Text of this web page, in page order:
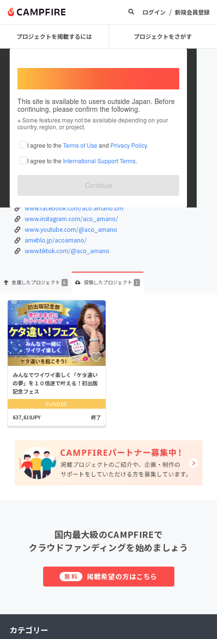
ログイン / 新規会員登録
プロジェクトを掲載するには プロジェクトをさがす
This site is available to users outside Japan. Before
continuing, please confirm the following.
※ Some features may not be available depending on your
country, region, or project.
I agree to the Terms of Use and Privacy Policy.
I agree to the International Support Terms.
Continue
Aco Amano
これまでに6回支援して1件のプロジェクトを投稿しています
在住国：日本 現在地：東京都
出身国：日本 出身地：未設定
ケタ違いの夢を叶える専門家。
www.facebook.com/aco.amano.bm
www.instagram.com/aco_amano/
www.youtube.com/@aco_amano
ameblo.jp/acoamano/
www.tiktok.com/@aco_amano
支援したプロジェクト 6 投稿したプロジェクト 1
みんなでワイワイ楽しく「ケタ違い
の夢」を１０倍速で叶える！初出版
記念フェス
FUNDED
637,610JPY 終了
国内最大級のCAMPFIREで
クラウドファンディングを始めましょう
無料 掲載希望の方はこちら
カテゴリー